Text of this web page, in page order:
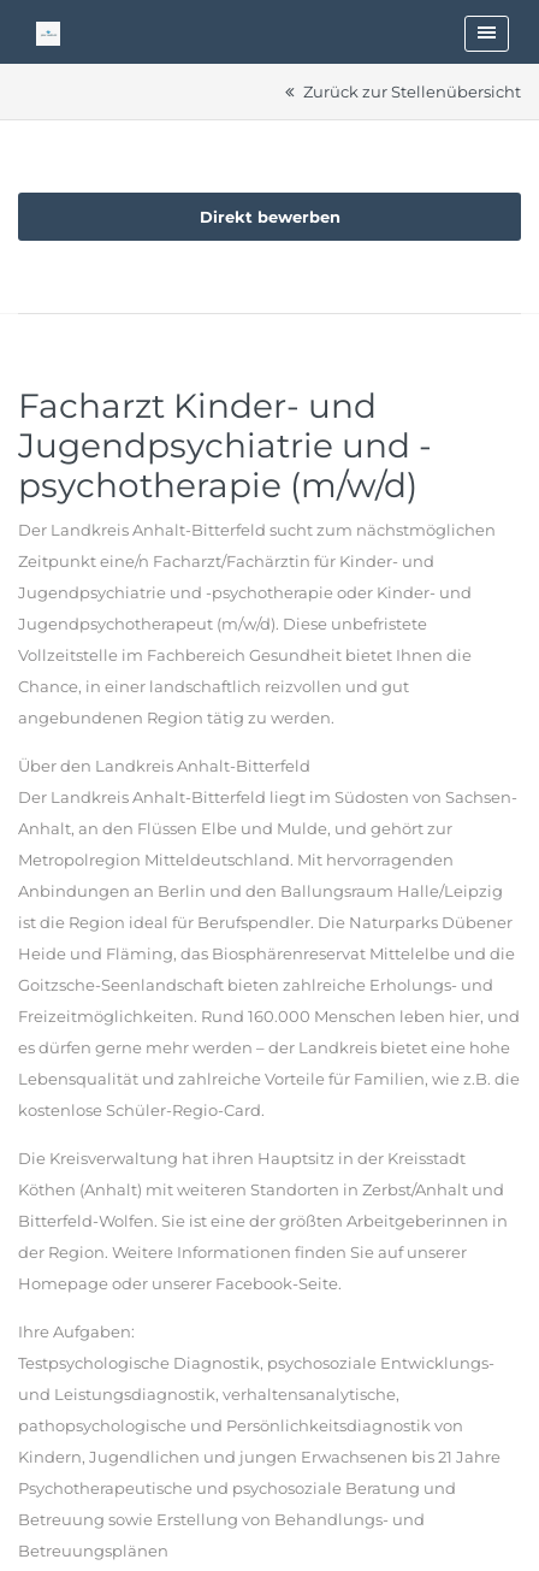
Zurück zur Stellenübersicht
Direkt bewerben
Facharzt Kinder- und
Jugendpsychiatrie und -
psychotherapie (m/w/d)
Der Landkreis Anhalt-Bitterfeld sucht zum nächstmöglichen
Zeitpunkt eine/n Facharzt/Fachärztin für Kinder- und
Jugendpsychiatrie und -psychotherapie oder Kinder- und
Jugendpsychotherapeut (m/w/d). Diese unbefristete
Vollzeitstelle im Fachbereich Gesundheit bietet Ihnen die
Chance, in einer landschaftlich reizvollen und gut
angebundenen Region tätig zu werden.
Über den Landkreis Anhalt-Bitterfeld
Der Landkreis Anhalt-Bitterfeld liegt im Südosten von Sachsen-
Anhalt, an den Flüssen Elbe und Mulde, und gehört zur
Metropolregion Mitteldeutschland. Mit hervorragenden
Anbindungen an Berlin und den Ballungsraum Halle/Leipzig
ist die Region ideal für Berufspendler. Die Naturparks Dübener
Heide und Fläming, das Biosphärenreservat Mittelelbe und die
Goitzsche-Seenlandschaft bieten zahlreiche Erholungs- und
Freizeitmöglichkeiten. Rund 160.000 Menschen leben hier, und
es dürfen gerne mehr werden – der Landkreis bietet eine hohe
Lebensqualität und zahlreiche Vorteile für Familien, wie z.B. die
kostenlose Schüler-Regio-Card.
Die Kreisverwaltung hat ihren Hauptsitz in der Kreisstadt
Köthen (Anhalt) mit weiteren Standorten in Zerbst/Anhalt und
Bitterfeld-Wolfen. Sie ist eine der größten Arbeitgeberinnen in
der Region. Weitere Informationen finden Sie auf unserer
Homepage oder unserer Facebook-Seite.
Ihre Aufgaben:
Testpsychologische Diagnostik, psychosoziale Entwicklungs-
und Leistungsdiagnostik, verhaltensanalytische,
pathopsychologische und Persönlichkeitsdiagnostik von
Kindern, Jugendlichen und jungen Erwachsenen bis 21 Jahre
Psychotherapeutische und psychosoziale Beratung und
Betreuung sowie Erstellung von Behandlungs- und
Betreuungsplänen